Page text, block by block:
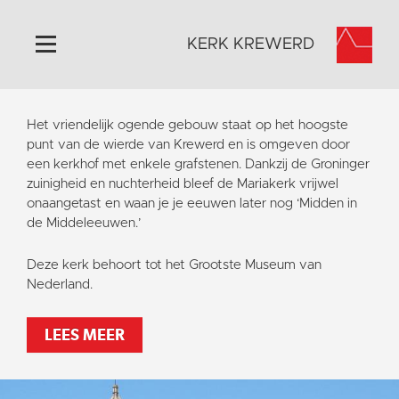
Home
Algemeen
Historie
Omgeving
Het Grootste Museum
Activiteiten
Steun ons
Contact
Vaktaal
KERK KREWERD
Het vriendelijk ogende gebouw staat op het hoogste
punt van de wierde van Krewerd en is omgeven door
een kerkhof met enkele grafstenen. Dankzij de Groninger
zuinigheid en nuchterheid bleef de Mariakerk vrijwel
onaangetast en waan je je eeuwen later nog ‘Midden in
de Middeleeuwen.’
Deze kerk behoort tot het Grootste Museum van
Nederland.
LEES MEER